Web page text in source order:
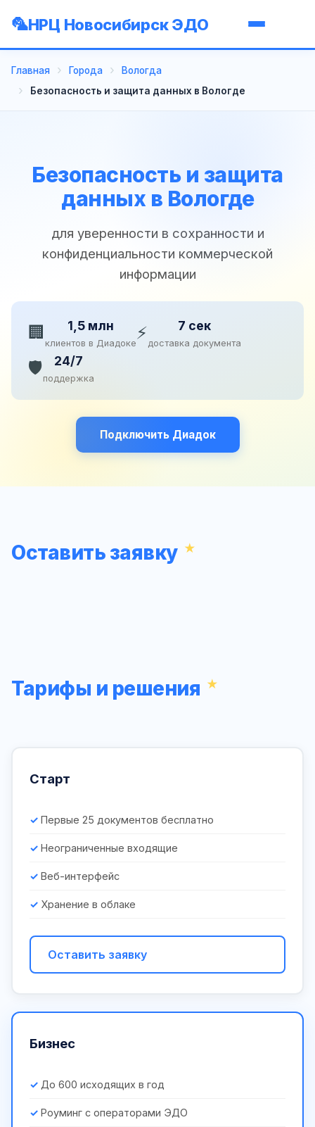
НРЦ Новосибирск ЭДО
Главная Города
Вологда
Безопасность и защита данных в Вологде
Безопасность и защита
данных в Вологде
для уверенности в сохранности и
конфиденциальности коммерческой
информации
🏢 1,5 млн
клиентов в Диадоке⚡ 7 сек
доставка документа
🛡️ 24/7
поддержка
Подключить Диадок
Оставить заявку
Тарифы и решения
Старт
Первые 25 документов бесплатно
Неограниченные входящие
Веб-интерфейс
Хранение в облаке
Оставить заявку
Бизнес
До 600 исходящих в год
Роуминг с операторами ЭДО